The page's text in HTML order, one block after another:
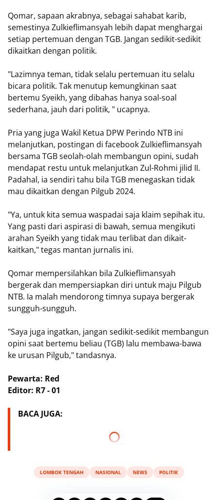
Qomar, sapaan akrabnya, sebagai sahabat karib,
semestinya Zulkieflimansyah lebih dapat menghargai
setiap pertemuan dengan TGB. Jangan sedikit-sedikit
dikaitkan dengan politik.
"Lazimnya teman, tidak selalu pertemuan itu selalu
bicara politik. Tak menutup kemungkinan saat
bertemu Syeikh, yang dibahas hanya soal-soal
sederhana, jauh dari politik, " ucapnya.
Pria yang juga Wakil Ketua DPW Perindo NTB ini
melanjutkan, postingan di facebook Zulkieflimansyah
bersama TGB seolah-olah membangun opini, sudah
mendapat restu untuk melanjutkan Zul-Rohmi jilid II.
Padahal, ia sendiri tahu bila TGB menegaskan tidak
mau dikaitkan dengan Pilgub 2024.
"Ya, untuk kita semua waspadai saja klaim sepihak itu.
Yang pasti dari aspirasi di bawah, semua mengikuti
arahan Syeikh yang tidak mau terlibat dan dikait-
kaitkan," tegas mantan jurnalis ini.
Qomar mempersilahkan bila Zulkieflimansyah
bergerak dan mempersiapkan diri untuk maju Pilgub
NTB. Ia malah mendorong timnya supaya bergerak
sungguh-sungguh.
"Saya juga ingatkan, jangan sedikit-sedikit membangun
opini saat bertemu beliau (TGB) lalu membawa-bawa
ke urusan Pilgub," tandasnya.
Pewarta: Red
Editor: R7 - 01
BACA JUGA:
LOMBOK TENGAH NASIONAL NEWS POLITIK